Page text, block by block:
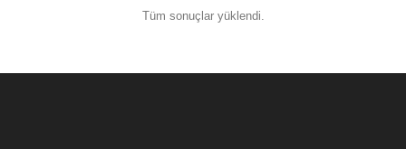
Tüm sonuçlar yüklendi.